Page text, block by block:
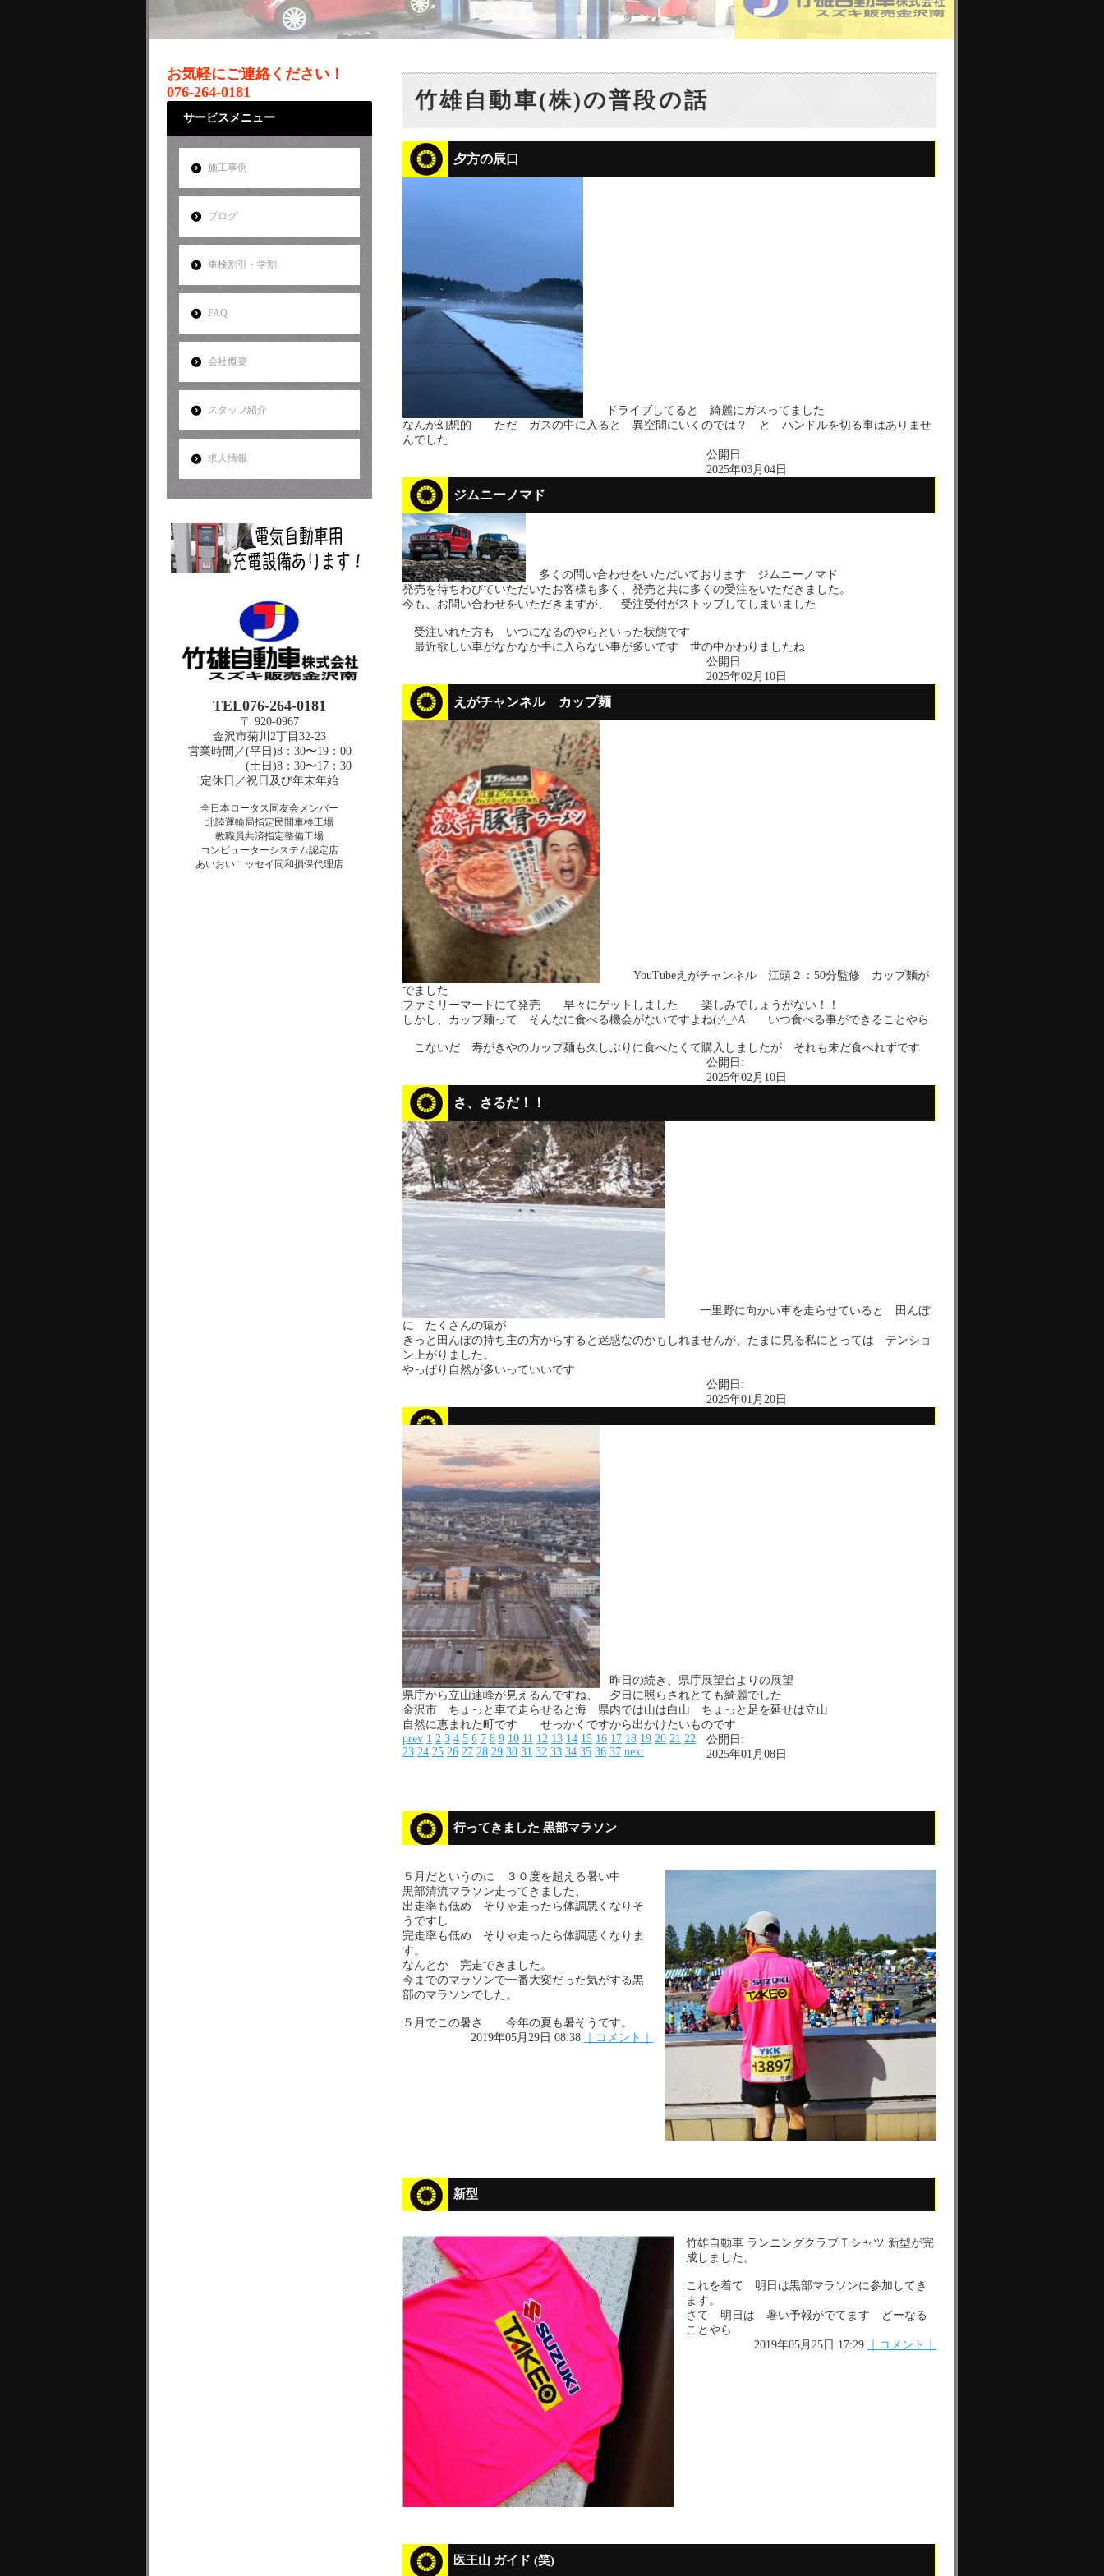
竹雄自動車(株)の普段の話
夕方の辰口
ドライブしてると 綺麗にガスってました
なんか幻想的 ただ ガスの中に入ると 異空間にいくのでは？ と ハンドルを切る事はありませ
んでした
公開日:
2025年03月04日
ジムニーノマド
多くの問い合わせをいただいております ジムニーノマド
発売を待ちわびていただいたお客様も多く、発売と共に多くの受注をいただきました。
今も、お問い合わせをいただきますが、 受注受付がストップしてしまいました
受注いれた方も いつになるのやらといった状態です
最近欲しい車がなかなか手に入らない事が多いです 世の中かわりましたね
公開日:
2025年02月10日
えがチャンネル カップ麺
YouTubeえがチャンネル 江頭２：50分監修 カップ麵が
でました
ファミリーマートにて発売 早々にゲットしました 楽しみでしょうがない！！
しかし、カップ麺って そんなに食べる機会がないですよね(;^_^A いつ食べる事ができることやら
こないだ 寿がきやのカップ麺も久しぶりに食べたくて購入しましたが それも未だ食べれずです
公開日:
2025年02月10日
さ、さるだ！！
一里野に向かい車を走らせていると 田んぼ
に たくさんの猿が
きっと田んぼの持ち主の方からすると迷惑なのかもしれませんが、たまに見る私にとっては テンショ
ン上がりました。
やっぱり自然が多いっていいです
公開日:
2025年01月20日
昨日の続き、県庁展望台よりの展望
県庁から立山連峰が見えるんですね、 夕日に照らされとても綺麗でした
金沢市 ちょっと車で走らせると海 県内では山は白山 ちょっと足を延せは立山
自然に恵まれた町です せっかくですから出かけたいものです
公開日:
2025年01月08日
prev 1 2 3 4 5 6 7 8 9 10 11 12 13 14 15 16 17 18 19 20 21 22
23 24 25 26 27 28 29 30 31 32 33 34 35 36 37 next
行ってきました 黒部マラソン
５月だというのに ３０度を超える暑い中
黒部清流マラソン走ってきました、
出走率も低め そりゃ走ったら体調悪くなりそ
うですし
完走率も低め そりゃ走ったら体調悪くなりま
す。
なんとか 完走できました。
今までのマラソンで一番大変だった気がする黒
部のマラソンでした。
５月でこの暑さ 今年の夏も暑そうです。
2019年05月29日 08:38
｜コメント｜
新型
竹雄自動車 ランニングクラブＴシャツ 新型が完
成しました。
これを着て 明日は黒部マラソンに参加してき
ます。
さて 明日は 暑い予報がでてます どーなる
ことやら
2019年05月25日 17:29
｜コメント｜
医王山 ガイド (笑)
お気軽にご連絡ください！
076-264-0181
サービスメニュー
施工事例
ブログ
車検割引・学割
FAQ
会社概要
スタッフ紹介
求人情報
TEL076-264-0181
〒 920-0967
金沢市菊川2丁目32-23
営業時間／(平日)8：30〜19：00
(土日)8：30〜17：30
定休日／祝日及び年末年始
全日本ロータス同友会メンバー
北陸運輸局指定民間車検工場
教職員共済指定整備工場
コンピューターシステム認定店
あいおいニッセイ同和損保代理店